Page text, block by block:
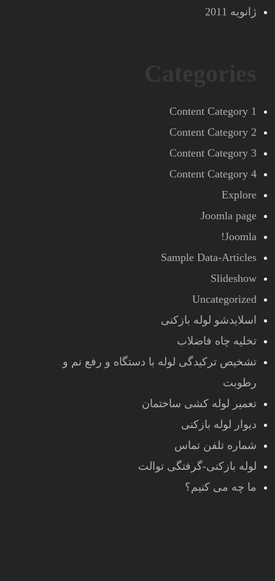
ژانویه 2011
Content Category 1
Content Category 2
Content Category 3
Content Category 4
Explore
Joomla page
Joomla!
Sample Data-Articles
Slideshow
Uncategorized
اسلایدشو لوله بازکنی
تخلیه چاه فاضلاب
تشخیص ترکیدگی لوله با دستگاه و رفع نم و
رطوبت
تعمیر لوله کشی ساختمان
دیوار لوله بازکنی
شماره تلفن تماس
لوله بازکنی-گرفتگی توالت
ما چه می کنیم؟